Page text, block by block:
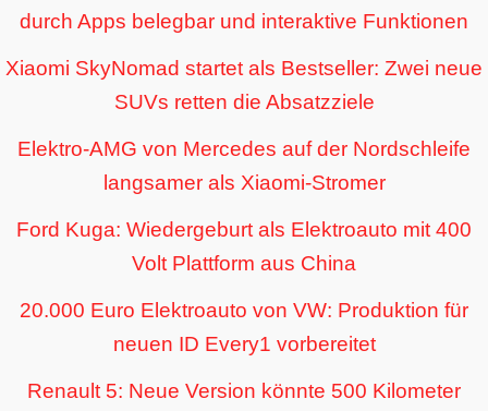
durch Apps belegbar und interaktive Funktionen
Xiaomi SkyNomad startet als Bestseller: Zwei neue
SUVs retten die Absatzziele
Elektro-AMG von Mercedes auf der Nordschleife
langsamer als Xiaomi-Stromer
Ford Kuga: Wiedergeburt als Elektroauto mit 400
Volt Plattform aus China
20.000 Euro Elektroauto von VW: Produktion für
neuen ID Every1 vorbereitet
Renault 5: Neue Version könnte 500 Kilometer